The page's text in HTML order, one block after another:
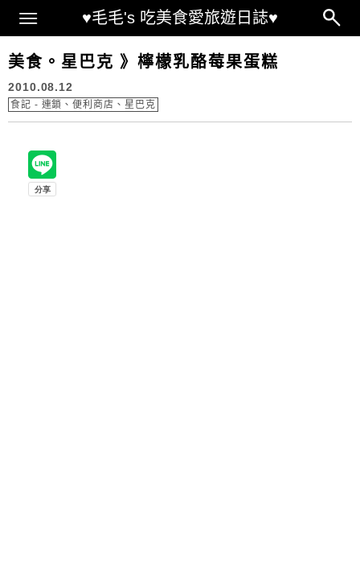
♥毛毛's 吃美食愛旅遊日誌♥
Main Menu
美食。星巴克 》檸檬乳酪莓果蛋糕
2010.08.12
食記 - 連鎖、便利商店、星巴克